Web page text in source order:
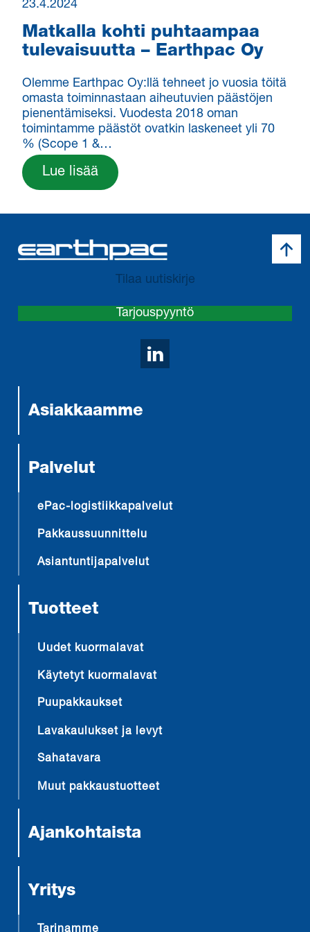
Lue lisää
23.4.2024
Matkalla kohti puhtaampaa
tulevaisuutta – Earthpac Oy
Olemme Earthpac Oy:llä tehneet jo vuosia töitä
omasta toiminnastaan aiheutuvien päästöjen
pienentämiseksi. Vuodesta 2018 oman
toimintamme päästöt ovatkin laskeneet yli 70
% (Scope 1 &…
Tilaa uutiskirje
Tarjouspyyntö
Avaa LinkedIn
Asiakkaamme
Palvelut
ePac-logistiikkapalvelut
Pakkaussuunnittelu
Asiantuntijapalvelut
Tuotteet
Uudet kuormalavat
Käytetyt kuormalavat
Puupakkaukset
Lavakaulukset ja levyt
Sahatavara
Muut pakkaustuotteet
Ajankohtaista
Yritys